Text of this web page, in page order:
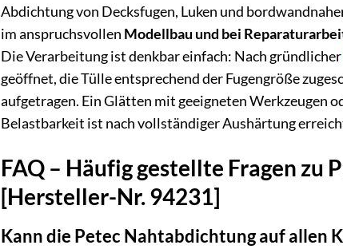
Abdichtung von Decksfugen, Luken und
im anspruchsvollen Modellbau und bei
Die Verarbeitung ist denkbar einfach: Nach gründlicher
geöffnet, die Tülle entsprechend der Fugengröße
aufgetragen. Ein Glätten mit geeigneten Werkzeugen
Belastbarkeit ist nach vollständiger Aushärtung
FAQ – Häufig gestellte Fragen
[Hersteller-Nr. 94231]
Kann die Petec Nahtabdichtung auf allen